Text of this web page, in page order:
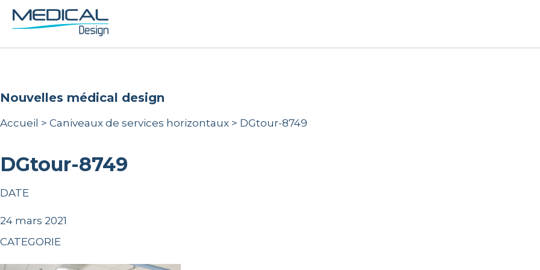
nouvelles médical design
Accueil > Caniveaux de services horizontaux > DGtour-8749
DGtour-8749
DATE
24 mars 2021
CATEGORIE